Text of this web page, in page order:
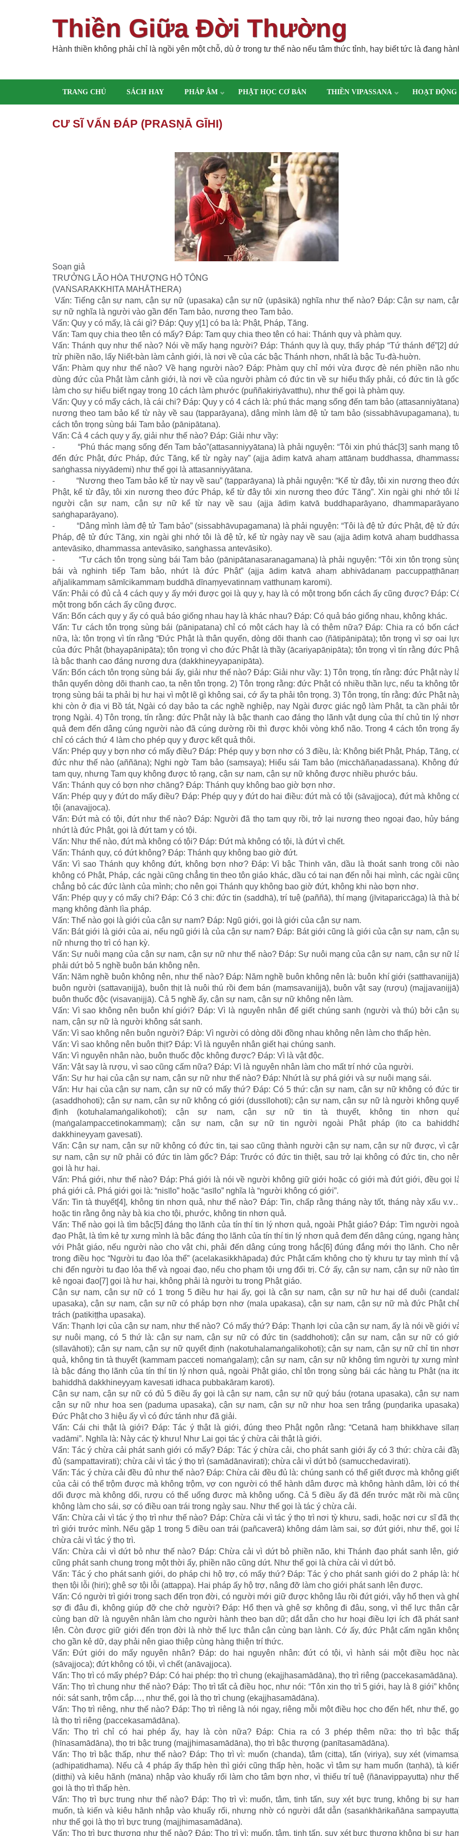
Thiền Giữa Đời Thường
Hành thiền không phải chỉ là ngồi yên một chỗ, dù ở trong tư thế nào nếu tâm thức tỉnh, hay biết tức là đang
TRANG CHỦ SÁCH HAY PHÁP ÂM PHẬT HỌC CƠ BẢN THIỀN VIPASSANA HOẠT ĐỘNG
CƯ SĨ VẤN ĐÁP (PRASṆĀ GĪHI)
Soạn giả
TRƯỞNG LÃO HÒA THƯỢNG HỘ TÔNG
(VAṄSARAKKHITA MAHĀTHERA)
Vấn: Tiếng cận sự nam, cận sự nữ (upasaka) cận sự nữ (upāsikā) nghĩa như thế nào? Đáp: Cận sự nam,
sự nữ nghĩa là người vào gần đến Tam bảo, nương theo Tam bảo.
Vấn: Quy y có mấy, là cái gì? Đáp: Quy y[1] có ba là: Phật, Pháp, Tăng.
Vấn: Tam quy chia theo tên có mấy? Đáp: Tam quy chia theo tên có hai: Thánh quy và phàm quy.
Vấn: Thánh quy như thế nào? Nói về mấy hạng người? Đáp: Thánh quy là quy, thấy pháp “Tứ thánh đế”[2]
trừ phiền não, lấy Niết-bàn làm cảnh giới, là nơi về của các bậc Thánh nhơn, nhất là bậc Tu-đà-huờn.
Vấn: Phàm quy như thế nào? Về hạng người nào? Đáp: Phàm quy chỉ mới vừa được đè nén phiền não
dùng đức của Phật làm cảnh giới, là nơi về của người phàm có đức tin về sự hiểu thấy phải, có đức tin là
làm cho sự hiểu biết ngay trong 10 cách làm phước (puññakiriyāvatthu), như thế gọi là phàm quy.
Vấn: Quy y có mấy cách, là cái chi? Đáp: Quy y có 4 cách là: phú thác mạng sống đến tam bảo
nương theo tam bảo kể từ này về sau (tapparāyana), dâng mình làm đệ tử tam bảo (sissabhāvupagamana),
cách tôn trọng sùng bái Tam bảo (pānipātana).
Vấn: Cả 4 cách quy y ấy, giải như thế nào? Đáp: Giải như vầy:
- “Phú thác mạng sống đến Tam bảo”(attasanniyyātana) là phải nguyện: “Tôi xin phú thác[3] sanh mạng
đến đức Phật, đức Pháp, đức Tăng, kể từ ngày nay” (ajja ādiṃ katvā ahaṃ attānaṃ buddhassa,
saṅghassa niyyādemi) như thế gọi là attasanniyyātana.
- “Nương theo Tam bảo kể từ nay về sau” (tapparāyana) là phải nguyện: “Kể từ đây, tôi xin nương theo
Phật, kể từ đây, tôi xin nương theo đức Pháp, kể từ đây tôi xin nương theo đức Tăng”. Xin ngài ghi nhớ tôi
người cận sự nam, cận sự nữ kể từ nay về sau (ajja ādiṃ katvā buddhaparāyano,
saṅghaparāyano).
- “Dâng mình làm đệ tử Tam bảo” (sissabhāvupagamana) là phải nguyện: “Tôi là đệ tử đức Phật, đệ tử
Pháp, đệ tử đức Tăng, xin ngài ghi nhớ tôi là đệ tử, kể từ ngày nay về sau (ajja ādiṃ kotvā ahaṃ
antevāsiko, dhammassa antevāsiko, saṅghassa antevāsiko).
- “Tư cách tôn trọng sùng bái Tam bảo (pānipātanasaranagamana) là phải nguyện: “Tôi xin tôn trọng
bái và nghinh tiếp Tam bảo, nhứt là đức Phật” (ajja ādiṃ katvā ahaṃ abhivādanaṃ
añjalikammaṃ sāmīcikammaṃ buddhā dīnaṃyevatinnaṃ vatthunaṃ karomi).
Vấn: Phải có đủ cả 4 cách quy y ấy mới được gọi là quy y, hay là có một trong bốn cách ấy cũng được? Đáp:
một trong bốn cách ấy cũng được.
Vấn: Bốn cách quy y ấy có quả báo giống nhau hay là khác nhau? Đáp: Có quả báo giống nhau, không khác.
Vấn: Tư cách tôn trọng sùng bái (pānipatana) chỉ có một cách hay là có thêm nữa? Đáp: Chia ra có bốn
nữa, là: tôn trọng vì tín rằng “Đức Phật là thân quyến, dòng dõi thanh cao (ñātipānipāta); tôn trọng vì sợ oai
của đức Phật (bhayapānipāta); tôn trọng vì cho đức Phật là thầy (ācariyapāṇipāta); tôn trọng vì tín rằng đức
là bậc thanh cao đáng nương dựa (dakkhineyyapaṇipāta).
Vấn: Bốn cách tôn trọng sùng bái ấy, giải như thế nào? Đáp: Giải như vầy: 1) Tôn trọng, tín rằng: đức Phật này
thân quyến dòng dõi thanh cao, ta nên tôn trọng. 2) Tôn trọng rằng: đức Phật có nhiều thần lực, nếu ta không
trọng sùng bái ta phải bị hư hại vì một lẽ gì không sai, cớ ấy ta phải tôn trọng. 3) Tôn trọng, tín rằng: đức Phật
khi còn ở địa vị Bồ tát, Ngài có dạy bảo ta các nghề nghiệp, nay Ngài được giác ngộ làm Phật, ta cần phải
trọng Ngài. 4) Tôn trọng, tín rằng: đức Phật này là bậc thanh cao đáng thọ lãnh vật dụng của thí chủ tin lý
quả đem đến dâng cúng người nào đã cúng dường rồi thì được khỏi vòng khổ não. Trong 4 cách tôn trọng
chỉ có cách thứ 4 làm cho phép quy y được kết quả thôi.
Vấn: Phép quy y bợn nhơ có mấy điều? Đáp: Phép quy y bợn nhơ có 3 điều, là: Không biết Phật, Pháp, Tăng,
đức như thế nào (aññāna); Nghi ngờ Tam bảo (saṃsaya); Hiểu sái Tam bảo (micchāñaṇadassana). Không
tam quy, nhưng Tam quy không được tỏ rạng, cận sự nam, cận sự nữ không được nhiều phước báu.
Vấn: Thánh quy có bợn nhơ chăng? Đáp: Thánh quy không bao giờ bợn nhơ.
Vấn: Phép quy y đứt do mấy điều? Đáp: Phép quy y đứt do hai điều: đứt mà có tội (sāvajjoca), đứt mà không
tội (anavajjoca).
Vấn: Đứt mà có tội, đứt như thế nào? Đáp: Người đã thọ tam quy rồi, trở lại nương theo ngoại đạo, hủy
nhứt là đức Phật, gọi là đứt tam y có tội.
Vấn: Như thế nào, đứt mà không có tội? Đáp: Đứt mà không có tội, là đứt vì chết.
Vấn: Thánh quy, có đứt không? Đáp: Thánh quy không bao giờ đứt.
Vấn: Vì sao Thánh quy không đứt, không bợn nhơ? Đáp: Vì bậc Thinh văn, dầu là thoát sanh trong cõi
không có Phật, Pháp, các ngài cũng chẳng tin theo tôn giáo khác, dầu có tai nạn đến nỗi hại mình, các ngài
chẳng bỏ các đức lành của mình; cho nên gọi Thánh quy không bao giờ đứt, không khi nào bợn nhơ.
Vấn: Phép quy y có mấy chi? Đáp: Có 3 chi: đức tin (saddhā), trí tuệ (paññā), thí mạng (jīvitapariccāga) là thà
mạng không đành lìa pháp.
Vấn: Thế nào gọi là giới của cận sự nam? Đáp: Ngũ giới, gọi là giới của cận sự nam.
Vấn: Bát giới là giới của ai, nếu ngũ giới là của cận sự nam? Đáp: Bát giới cũng là giới của cận sự nam, cận
nữ nhưng thọ trì có hạn kỳ.
Vấn: Sự nuôi mạng của cận sự nam, cận sự nữ như thế nào? Đáp: Sự nuôi mạng của cận sự nam, cận sự nữ
phải dứt bỏ 5 nghề buôn bán không nên.
Vấn: Năm nghề buôn không nên, như thế nào? Đáp: Năm nghề buôn không nên là: buôn khí giới
buôn người (sattavaṇijjā), buôn thịt là nuôi thú rồi đem bán (maṃsavanijjā), buôn vật say (rượu)
buôn thuốc độc (visavaṇijjā). Cả 5 nghề ấy, cận sự nam, cận sự nữ không nên làm.
Vấn: Vì sao không nên buôn khí giới? Đáp: Vì là nguyên nhân để giết chúng sanh (người và thú) bởi cận
nam, cận sự nữ là người không sát sanh.
Vấn: Vì sao không nên buôn người? Đáp: Vì người có dòng dõi đồng nhau không nên làm cho thấp hèn.
Vấn: Vì sao không nên buôn thịt? Đáp: Vì là nguyên nhân giết hại chúng sanh.
Vấn: Vì nguyên nhân nào, buôn thuốc độc không được? Đáp: Vì là vật độc.
Vấn: Vật say là rượu, vì sao cũng cấm nữa? Đáp: Vì là nguyên nhân làm cho mất trí nhớ của người.
Vấn: Sự hư hại của cận sự nam, cận sự nữ như thế nào? Đáp: Nhứt là sự phá giới và sự nuôi mạng sái.
Vấn: Hư hại của cận sự nam, cận sự nữ có mấy thứ? Đáp: Có 5 thứ: cận sự nam, cận sự nữ không có đức
(asaddhohoti); cận sự nam, cận sự nữ không có giới (dussīlohoti); cận sự nam, cận sự nữ là người không
định (kotuhalamaṅgalikohoti); cận sự nam, cận sự nữ tin tà thuyết, không tin nhơn
(maṅgalampaccetinokammaṃ); cận sự nam, cận sự nữ tin người ngoài Phật pháp (ito ca
dakkhineyyaṃ gavesati).
Vấn: Cận sự nam, cận sự nữ không có đức tin, tại sao cũng thành người cận sự nam, cận sự nữ được, vì
sự nam, cận sự nữ phải có đức tin làm gốc? Đáp: Trước có đức tin thiệt, sau trở lại không có đức tin, cho
gọi là hư hại.
Vấn: Phá giới, như thế nào? Đáp: Phá giới là nói về người không giữ giới hoặc có giới mà đứt giới, đều gọi
phá giới cả. Phá giới gọi là: “nisīlo” hoặc “asīlo” nghĩa là “người không có giới”.
Vấn: Tin tà thuyết[4], không tin nhơn quả, như thế nào? Đáp: Tin, chấp rằng tháng này tốt, tháng này xấu
hoặc tin rằng ông này bà kia cho tội, phước, không tin nhơn quả.
Vấn: Thế nào gọi là tìm bậc[5] đáng thọ lãnh của tín thí tin lý nhơn quả, ngoài Phật giáo? Đáp: Tìm người
đạo Phật, là tìm kẻ tự xưng mình là bậc đáng thọ lãnh của tín thí tin lý nhơn quả đem đến dâng cúng, ngang
với Phật giáo, nếu người nào cho vật chi, phải đến dâng cúng trong hắc[6] đúng đắng mới thọ lãnh. Cho
trong điều học “Người tu đạo lỏa thể” (acelakasikkhāpada) đức Phật cấm không cho tỳ khưu tự tay mình thí
chi đến người tu đạo lỏa thể và ngoại đạo, nếu cho phạm tội ưng đối trị. Cớ ấy, cận sự nam, cận sự nữ nào
kẻ ngoại đạo[7] gọi là hư hại, không phải là người tu trong Phật giáo.
Cận sự nam, cận sự nữ có 1 trong 5 điều hư hại ấy, gọi là cận sự nam, cận sự nữ hư hại dể duôi
upasaka), cận sự nam, cận sự nữ có pháp bợn nhơ (mala upakasa), cận sự nam, cận sự nữ mà đức Phật
trách (patikiṭṭha upasaka).
Vấn: Thạnh lợi của cận sự nam, như thế nào? Có mấy thứ? Đáp: Thạnh lợi của cận sự nam, ấy là nói về giới
sự nuôi mạng, có 5 thứ là: cận sự nam, cận sự nữ có đức tin (saddhohoti); cận sự nam, cận sự nữ có
(sīlavāhoti); cận sự nam, cận sự nữ quyết định (nakotuhalamaṅgalikohoti); cận sự nam, cận sự nữ chỉ tin
quả, không tin tà thuyết (kammam pacceti nomaṅgalaṃ); cận sự nam, cận sự nữ không tìm người tự xưng
là bậc đáng thọ lãnh của tín thí tin lý nhơn quả, ngoài Phật giáo, chỉ tôn trọng sùng bái các hàng tu Phật (na
bahiddhā dakkhineyyaṃ kavesati idhaca pubbakāraṃ karoti).
Cận sự nam, cận sự nữ có đủ 5 điều ấy gọi là cận sự nam, cận sự nữ quý báu (rotana upasaka), cận sự
cận sự nữ như hoa sen (paduma upasaka), cận sự nam, cận sự nữ như hoa sen trắng (puṇḍarika
Đức Phật cho 3 hiệu ấy vì có đức tánh như đã giải.
Vấn: Cái chi thật là giới? Đáp: Tác ý thật là giới, đúng theo Phật ngôn rằng: “Cetanā haṃ bhikkhave
vadāmi”. Nghĩa là: Này các tỳ khưu! Như Lai gọi tác ý chừa cải thật là giới.
Vấn: Tác ý chừa cải phát sanh giới có mấy? Đáp: Tác ý chừa cải, cho phát sanh giới ấy có 3 thứ: chừa cải
đủ (sampattavirati); chừa cải vì tác ý thọ trì (samādānavirati); chừa cải vì dứt bỏ (samucchedavirati).
Vấn: Tác ý chừa cải đều đủ như thế nào? Đáp: Chừa cải đều đủ là: chúng sanh có thể giết được mà không
của cải có thể trộm được mà không trộm, vợ con người có thể hành dâm được mà không hành dâm, lời có
dối được mà không dối, rượu có thể uống được mà không uống. Cả 5 điều ấy đã đến trước mặt rồi mà
không làm cho sái, sợ có điều oan trái trong ngày sau. Như thế gọi là tác ý chừa cải.
Vấn: Chừa cải vì tác ý thọ trì như thế nào? Đáp: Chừa cải vì tác ý thọ trì nơi tỳ khưu, sadi, hoặc nơi cư sĩ đã
trì giới trước mình. Nếu gặp 1 trong 5 điều oan trái (pañcaverā) không dám làm sai, sợ đứt giới, như thế, gọi
chừa cải vì tác ý thọ trì.
Vấn: Chừa cải vì dứt bỏ như thế nào? Đáp: Chừa cải vì dứt bỏ phiền não, khi Thánh đạo phát sanh lên,
cũng phát sanh chung trong một thời ấy, phiền não cũng dứt. Như thế gọi là chừa cải vì dứt bỏ.
Vấn: Tác ý cho phát sanh giới, do pháp chi hộ trợ, có mấy thứ? Đáp: Tác ý cho phát sanh giới do 2 pháp là:
thẹn tội lỗi (hiri); ghê sợ tội lỗi (attappa). Hai pháp ấy hộ trợ, nâng đỡ làm cho giới phát sanh lên được.
Vấn: Có người trì giới trong sạch đến trọn đời, có người mới giữ được không lâu rồi đứt giới, vậy hổ thẹn và
sợ đi đâu đi, không giúp đỡ che chở người? Đáp: Hổ thẹn và ghê sợ không đi đâu, song, vì thế lực thân
cùng bạn dữ là nguyên nhân làm cho người hành theo bạn dữ; dắt dẫn cho hư hoại điều lợi ích đã phát
lên. Còn được giữ giới đến trọn đời là nhờ thế lực thân cận cùng bạn lành. Cớ ấy, đức Phật cấm ngăn
cho gần kẻ dữ, dạy phải nên giao thiệp cùng hàng thiện trí thức.
Vấn: Đứt giới do mấy nguyên nhân? Đáp: do hai nguyên nhân: đứt có tội, vì hành sái một điều học
(sāvajjoca); đứt không có tội, vì chết (anāvajjoca).
Vấn: Thọ trì có mấy phép? Đáp: Có hai phép: thọ trì chung (ekajjhasamādāna), thọ trì riêng (paccekasamādāna).
Vấn: Thọ trì chung như thế nào? Đáp: Thọ trì tất cả điều học, như nói: “Tôn xin thọ trì 5 giới, hay là 8 giới”
nói: sát sanh, trộm cắp…, như thế, gọi là thọ trì chung (ekajjhasamādāna).
Vấn: Thọ trì riêng, như thế nào? Đáp: Thọ trì riêng là nói ngay, riêng mỗi một điều học cho đến hết, như thế,
là thọ trì riêng (paccekasamādāna).
Vấn: Thọ trì chỉ có hai phép ấy, hay là còn nữa? Đáp: Chia ra có 3 phép thêm nữa: thọ trì bậc
(hīnasamādāna), thọ tri bậc trung (majjhimasamādāna), thọ trì bậc thượng (panītasamādāna).
Vấn: Thọ trì bậc thấp, như thế nào? Đáp: Thọ trì vì: muốn (chanda), tâm (citta), tấn (viriya), suy xét
(adhipatidhama). Nếu cả 4 pháp ấy thấp hèn thì giới cũng thấp hèn, hoặc vì tâm sự ham muốn (taṇhā), tà
(diṭṭhi) và kiêu hãnh (māna) nhập vào khuấy rối làm cho tâm bợn nhơ, vì thiếu trí tuệ (ñānavippayutta) như
gọi là thọ trì thấp hèn.
Vấn: Thọ trì bực trung như thế nào? Đáp: Thọ trì vì: muốn, tâm, tinh tấn, suy xét bực trung, không bị sự
muốn, tà kiến và kiêu hãnh nhập vào khuấy rối, nhưng nhờ có người dắt dẫn (sasaṅkhārikañāna
như thế gọi là thọ trì bực trung (majjhimasamādāna).
Vấn: Thọ trì bực thượng như thế nào? Đáp: Thọ trì vì: muốn, tâm, tinh tấn, suy xét bực thượng không bị sự